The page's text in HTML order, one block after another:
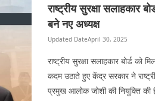
राष्ट्रीय सुरक्षा सलाहकार
बने नए अध्यक्ष
Updated DateApril 30, 2025
राष्ट्रीय सुरक्षा सलाहकार बोर्ड को
कदम उठाते हुए केंद्र सरकार ने
प्रमुख आलोक जोशी की नियुक्ति